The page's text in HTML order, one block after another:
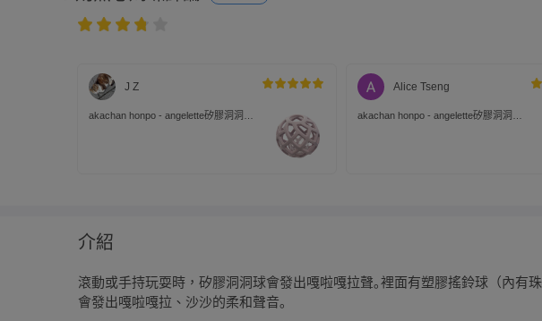
J Z
akachan honpo - angelette矽膠洞洞球-
Alice Tseng
akachan honpo - angelette矽膠洞洞球-
介紹
滾動或手持玩耍時，矽膠洞洞球會發出嘎啦嘎拉聲｡裡面有塑膠搖鈴球（內有
會發出嘎啦嘎拉、沙沙的柔和聲音｡